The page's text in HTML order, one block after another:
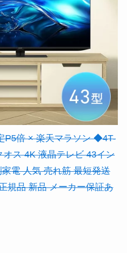
P5倍 × 楽天マラソン ◆4T-
ス 4K 液晶テレビ 43イン
電 人気 売れ筋 最短発送
規品 新品 メーカー保証あ